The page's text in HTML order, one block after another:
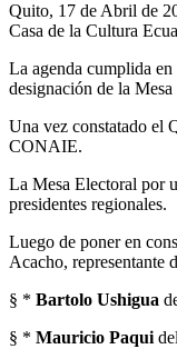
Quito, 17 de Abril de
Casa de la Cultura
La agenda cumplida
designación de la
Una vez constatado el
CONAIE.
La Mesa Electoral por
presidentes regionales.
Luego de poner en
Acacho, representante
§ * Bartolo Ushigua
§ * Mauricio Paqui